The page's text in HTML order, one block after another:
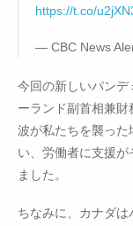
https://t.co/
— CBC News
今回の新しいパンデ
ーランド副首相兼
波が私たちを襲った
い、労働者に支援
ました。
ちなみに、カナダ